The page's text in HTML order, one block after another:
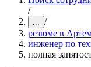
/
... /
резюме в
инженер по
полная